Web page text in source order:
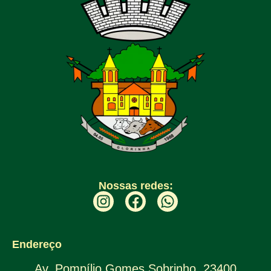
Nossas redes:
Endereço